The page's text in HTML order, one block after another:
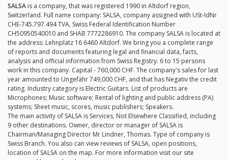
SALSA is a company, that was registered 1990 in Altdorf region,
Switzerland. Full name company: SALSA, company assigned with USt-IdNr
CHE-745.797.494 TVA, Swiss Federal Identification Number
CH50950540010 and SHAB 7772286910. The company SALSA is located at
the address: Lehnplatz 16 6460 Altdorf. We bring you a complete range
of reports and documents featuring legal and financial data, facts,
analysis and official information from Swiss Registry. 6 to 15 persons
work in this company. Capital - 760,000 CHF. The company's sales for last
year amounted to Ungefähr 749,000 CHF, and that has Negativ the credit
rating. Industry category is Electric Guitars. List of products are
Microphones; Music software; Rental of lighting and public address (PA)
systems; Sheet music, scores, music publishers; Speakers.
The main activity of SALSA is Services, Not Elsewhere Classified, including
9 other destinations. Owner, director or manager of SALSA is
Chairman/Managing Director Mr Lindner, Thomas. Type of company is
Swiss Branch. You also can view reviews of SALSA, open positions,
location of SALSA on the map. For more information visit our site